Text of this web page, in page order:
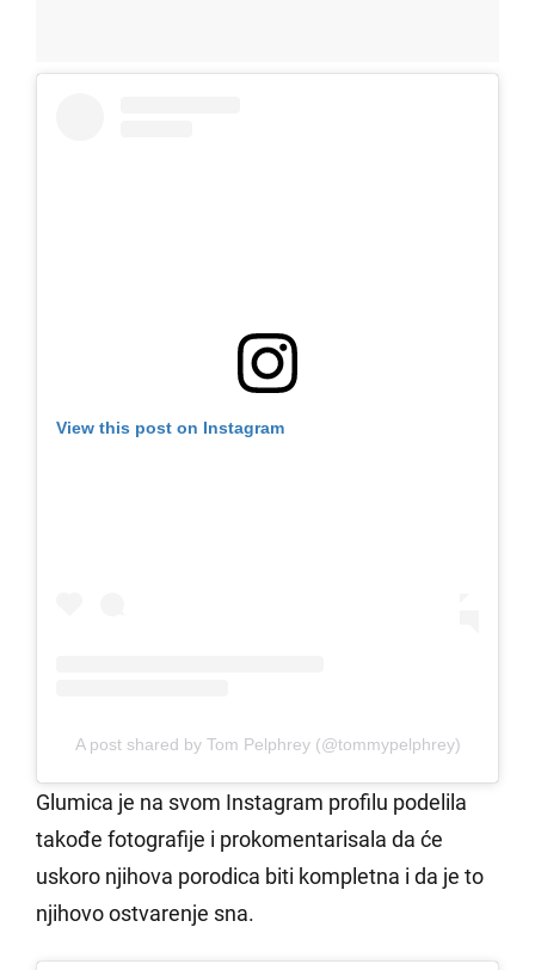
View this post on Instagram
A post shared by Tom Pelphrey (@tommypelphrey)
Glumica je na svom Instagram profilu podelila
takođe fotografije i prokomentarisala da će
uskoro njihova porodica biti kompletna i da je to
njihovo ostvarenje sna.